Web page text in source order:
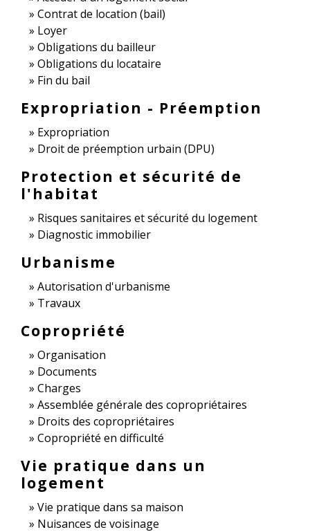
Contrat de location (bail)
Loyer
Obligations du bailleur
Obligations du locataire
Fin du bail
Expropriation - Préemption
Expropriation
Droit de préemption urbain (DPU)
Protection et sécurité de
l'habitat
Risques sanitaires et sécurité du logement
Diagnostic immobilier
Urbanisme
Autorisation d'urbanisme
Travaux
Copropriété
Organisation
Documents
Charges
Assemblée générale des copropriétaires
Droits des copropriétaires
Copropriété en difficulté
Vie pratique dans un
logement
Vie pratique dans sa maison
Nuisances de voisinage